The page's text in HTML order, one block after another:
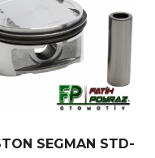
SEGMAN STD-